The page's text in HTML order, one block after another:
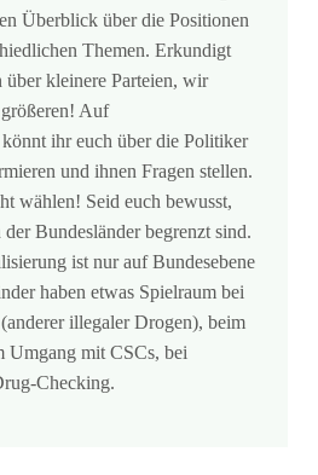
Überblick über die Positionen
Themen. Erkundigt
über kleinere Parteien, wir
Auf
könnt ihr euch über die Politiker
und ihnen Fragen stellen.
wählen! Seid euch bewusst,
Bundesländer begrenzt sind.
ist nur auf Bundesebene
haben etwas Spielraum bei
illegaler Drogen), beim
Umgang mit CSCs, bei
Checking.